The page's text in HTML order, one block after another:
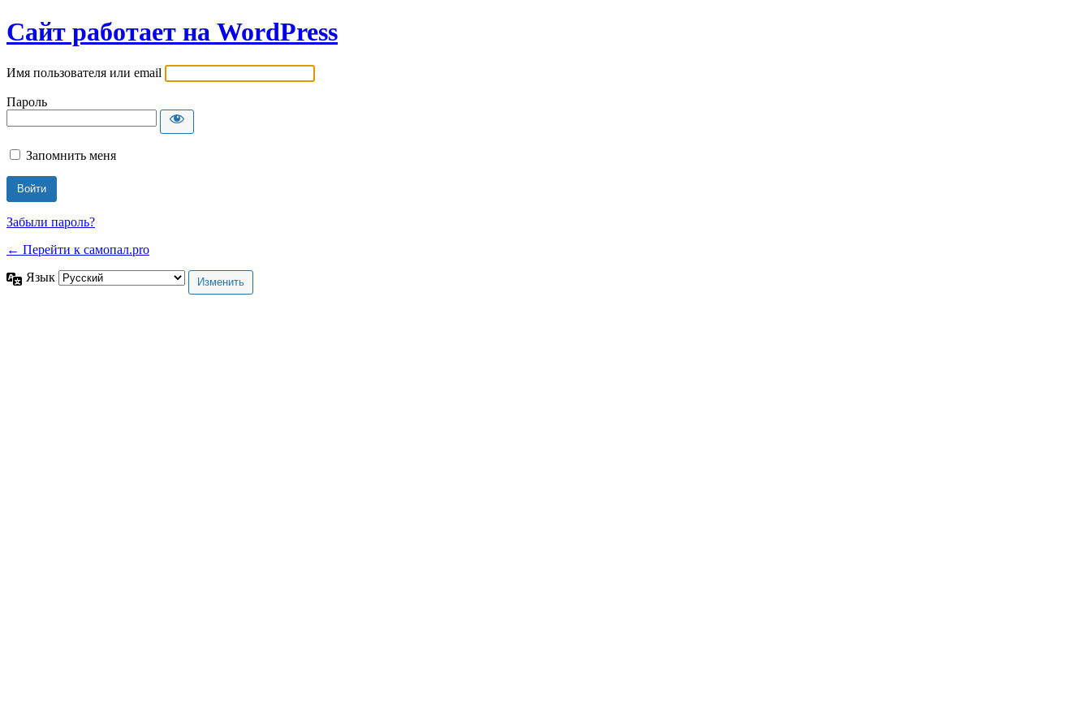
Сайт работает на WordPress
Имя пользователя или email
Пароль
Запомнить меня
Забыли пароль?
← Перейти к самопал.pro
Язык